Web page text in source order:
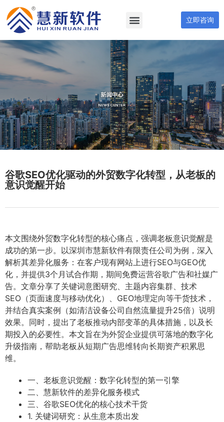
立即咨询
谷歌SEO优化驱动的外贸数字化转型，从老板的
意识觉醒开始
本文围绕外贸数字化转型的核心痛点，强调老板意识觉醒是
成功的第一步。以深圳市慧新软件有限责任公司为例，深入
解析其差异化服务：在客户现有网站上进行SEO与GEO优
化，并提供3个月试合作期，期间免费运营谷歌广告和社媒广
告。文章分享了关键词意图研究、主题内容集群、技术
SEO（页面速度与移动优化）、GEO地理定向等干货技术，
并结合真实案例（如清洁设备公司自然流量提升25倍）说明
效果。同时，提出了老板推动内部变革的具体措施，以及长
期投入的必要性。本文旨在为外贸企业提供可落地的数字化
升级指南，帮助老板从短期广告思维转向长期资产积累思
维。
一、老板意识觉醒：数字化转型的第一引擎
二、慧新软件的差异化服务模式
三、谷歌SEO优化的核心技术干货
1. 关键词研究：从生意本质出发